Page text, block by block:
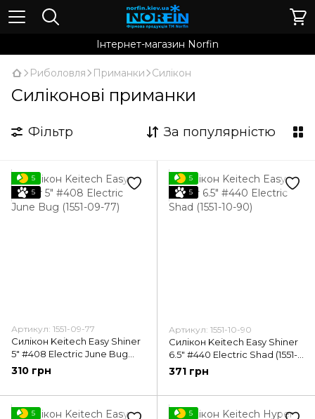
Інтернет-магазин Norfin
Риболовля Приманки Силікон
Силіконові приманки
Фільтр За популярністю
5
5
Артикул: 1551-09-77
Силікон Keitech Easy Shiner
5" #408 Electric June Bug
(1551-09-77)
310 грн
5
5
Артикул: 1551-10-90
Силікон Keitech Easy Shiner
6.5" #440 Electric Shad (1551-
10-90)
371 грн
5
5